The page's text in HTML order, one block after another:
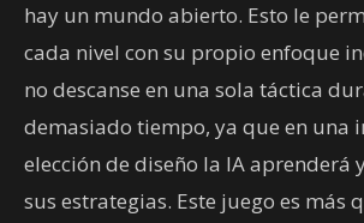
hay un mundo abierto. Esto le
cada nivel con su propio enfoque
no descanse en una sola táctica
demasiado tiempo, ya que en una
elección de diseño la IA aprenderá
sus estrategias. Este juego es más